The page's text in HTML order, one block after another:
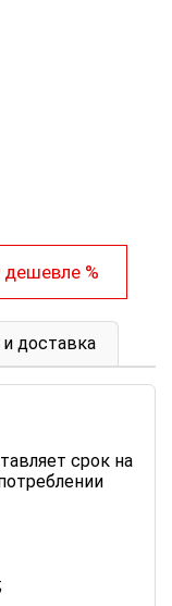
дешевле %
доставка
срок на